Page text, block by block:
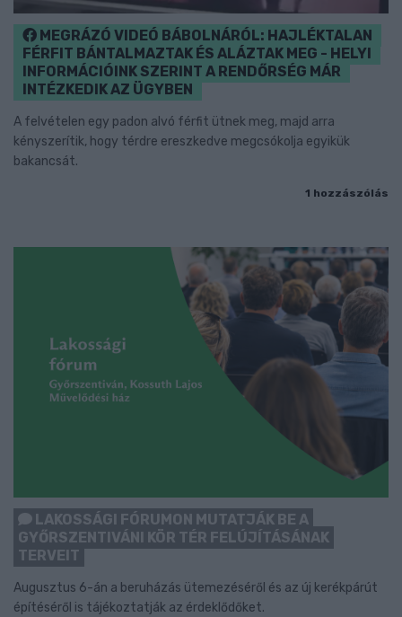
MEGRÁZÓ VIDEÓ BÁBOLNÁRÓL: HAJLÉKTALAN
FÉRFIT BÁNTALMAZTAK ÉS ALÁZTAK MEG - HELYI
INFORMÁCIÓINK SZERINT A RENDŐRSÉG MÁR
INTÉZKEDIK AZ ÜGYBEN
A felvételen egy padon alvó férfit ütnek meg, majd arra
kényszerítik, hogy térdre ereszkedve megcsókolja egyikük
bakancsát.
1 hozzászólás
LAKOSSÁGI FÓRUMON MUTATJÁK BE A
GYŐRSZENTIVÁNI KÖR TÉR FELÚJÍTÁSÁNAK
TERVEIT
Augusztus 6-án a beruházás ütemezéséről és az új kerékpárút
építéséről is tájékoztatják az érdeklődőket.